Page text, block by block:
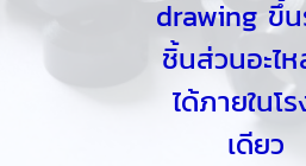
drawing ขึ้น
ชิ้นส่วนอะไ
ได้ภายในโ
เดียว